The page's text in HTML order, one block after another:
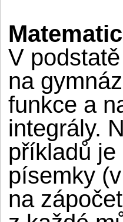
V
na
funkce a
integrály.
příkladů
písemky
na